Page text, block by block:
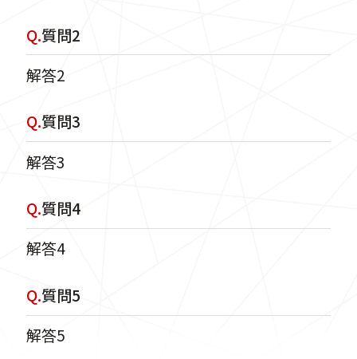
Q.質問2
解答2
Q.質問3
解答3
Q.質問4
解答4
Q.質問5
解答5